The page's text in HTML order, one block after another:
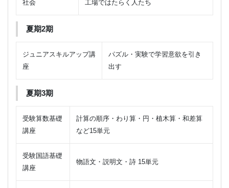
社会 工場ではたらく人たち
夏期2期
ジュニアスキルアップ講
座
パズル・実験で学習意欲を引き
出す
夏期3期
受験算数基礎
講座
計算の順序・わり算・円・植木算・和差算
など15単元
受験国語基礎
講座
物語文・説明文・詩 15単元